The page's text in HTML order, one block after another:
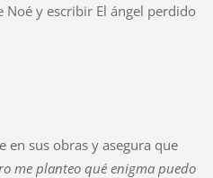
y escribir El ángel perdido
en sus obras y asegura que
me planteo qué enigma puedo